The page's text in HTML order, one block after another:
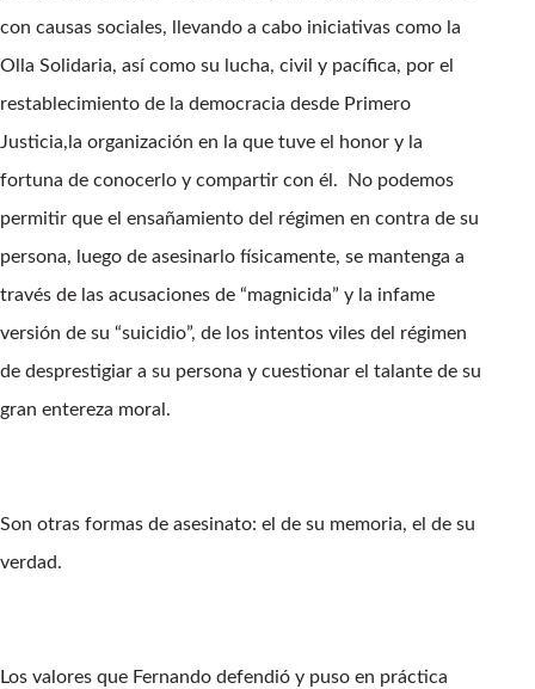
con causas sociales, llevando a cabo iniciativas como la
Olla Solidaria, así como su lucha, civil y pacífica, por el
restablecimiento de la democracia desde Primero
Justicia,la organización en la que tuve el honor y la
fortuna de conocerlo y compartir con él. No podemos
permitir que el ensañamiento del régimen en contra de su
persona, luego de asesinarlo físicamente, se mantenga a
través de las acusaciones de “magnicida” y la infame
versión de su “suicidio”, de los intentos viles del régimen
de desprestigiar a su persona y cuestionar el talante de su
gran entereza moral.
Son otras formas de asesinato: el de su memoria, el de su
verdad.
Los valores que Fernando defendió y puso en práctica